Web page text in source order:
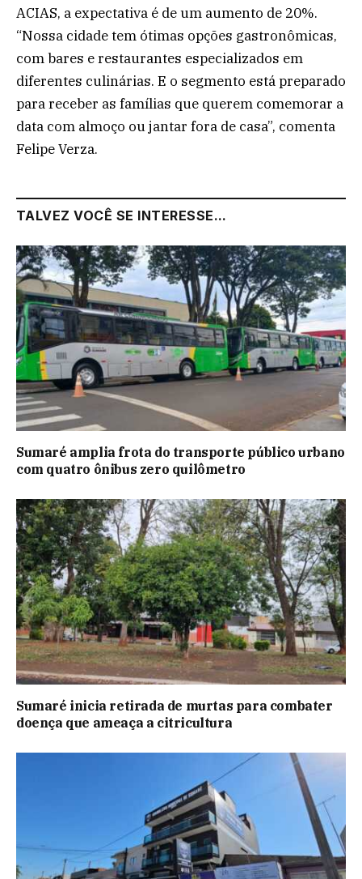
ACIAS, a expectativa é de um aumento de 20%.
“Nossa cidade tem ótimas opções gastronômicas,
com bares e restaurantes especializados em
diferentes culinárias. E o segmento está preparado
para receber as famílias que querem comemorar a
data com almoço ou jantar fora de casa”, comenta
Felipe Verza.
TALVEZ VOCÊ SE INTERESSE...
Sumaré amplia frota do transporte público urbano
com quatro ônibus zero quilômetro
Sumaré inicia retirada de murtas para combater
doença que ameaça a citricultura